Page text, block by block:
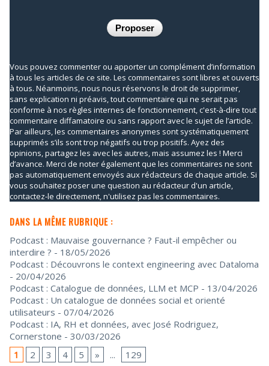
Vous pouvez commenter ou apporter un complément d’information
à tous les articles de ce site. Les commentaires sont libres et ouverts
à tous. Néanmoins, nous nous réservons le droit de supprimer,
sans explication ni préavis, tout commentaire qui ne serait pas
conforme à nos règles internes de fonctionnement, c'est-à-dire tout
commentaire diffamatoire ou sans rapport avec le sujet de l’article.
Par ailleurs, les commentaires anonymes sont systématiquement
supprimés s’ils sont trop négatifs ou trop positifs. Ayez des
opinions, partagez les avec les autres, mais assumez les ! Merci
d’avance. Merci de noter également que les commentaires ne sont
pas automatiquement envoyés aux rédacteurs de chaque article. Si
vous souhaitez poser une question au rédacteur d'un article,
contactez-le directement, n'utilisez pas les commentaires.
DANS LA MÊME RUBRIQUE :
Podcast : Mauvaise gouvernance ? Faut-il empêcher ou
interdire ? - 18/05/2026
Podcast : Découvrons le context engineering avec Dataloma
- 20/04/2026
Podcast : Catalogue de données, LLM et MCP - 13/04/2026
Podcast : Un catalogue de données social et orienté
utilisateurs - 07/04/2026
Podcast : IA, RH et données, avec José Rodriguez,
Cornerstone - 30/03/2026
1
2 3 4 5 » ... 129